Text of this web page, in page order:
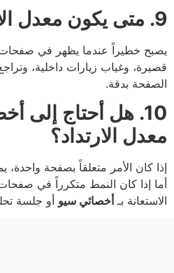
9. متى يكون معدل الارتداد خطيراً؟
يصبح خطيراً عندما يظهر في صفحات
قصيرة، وغياب زيارات داخلية،
الصفحة بدقة.
10. هل أحتاج إلى
معدل الارتداد؟
إذا كان الأمر متعلقاً بصفحة واحدة،
أما إذا كان النمط متكرراً في
الاستعانة بـ أخصائي سيوأو جلسة